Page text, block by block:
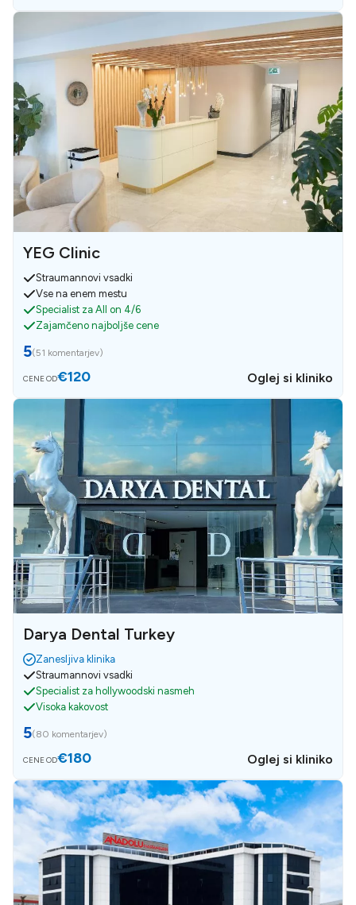
YEG Clinic
Straumannovi vsadki
Vse na enem mestu
Specialist za All on 4/6
Zajamčeno najboljše cene
5(51 komentarjev)
CENE OD€120 Oglej si kliniko
Darya Dental Turkey
Zanesljiva klinika
Straumannovi vsadki
Specialist za hollywoodski nasmeh
Visoka kakovost
5(80 komentarjev)
CENE OD€180 Oglej si kliniko